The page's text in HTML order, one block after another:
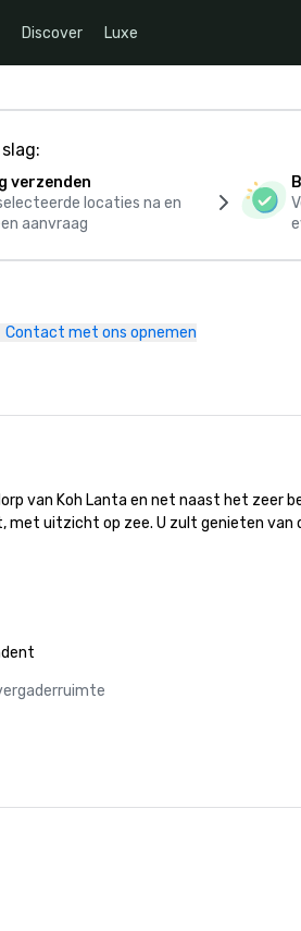
Discover Luxe
verzenden
locaties na en
aanvraag
Contact met ons opnemen
van Koh Lanta en net naast het
uitzicht op zee. U zult genieten van